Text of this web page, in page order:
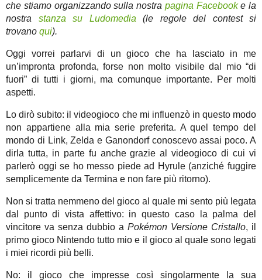
che stiamo organizzando sulla nostra pagina Facebooke la
nostra stanza su Ludomedia (le regole del contest si
trovano qui).
Oggi vorrei parlarvi di un gioco che ha lasciato in me
un’impronta profonda, forse non molto visibile dal mio “di
fuori” di tutti i giorni, ma comunque importante. Per molti
aspetti.
Lo dirò subito: il videogioco che mi influenzò in questo modo
non appartiene alla mia serie preferita. A quel tempo del
mondo di Link, Zelda e Ganondorf conoscevo assai poco. A
dirla tutta, in parte fu anche grazie al videogioco di cui vi
parlerò oggi se ho messo piede ad Hyrule (anziché fuggire
semplicemente da Termina e non fare più ritorno).
Non si tratta nemmeno del gioco al quale mi sento più legata
dal punto di vista affettivo: in questo caso la palma del
vincitore va senza dubbio a Pokémon Versione Cristallo, il
primo gioco Nintendo tutto mio e il gioco al quale sono legati
i miei ricordi più belli.
No: il gioco che impresse così singolarmente la sua